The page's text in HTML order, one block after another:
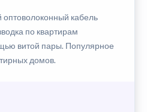
оптоволоконный кабель
по квартирам
витой пары. Популярное
домов.